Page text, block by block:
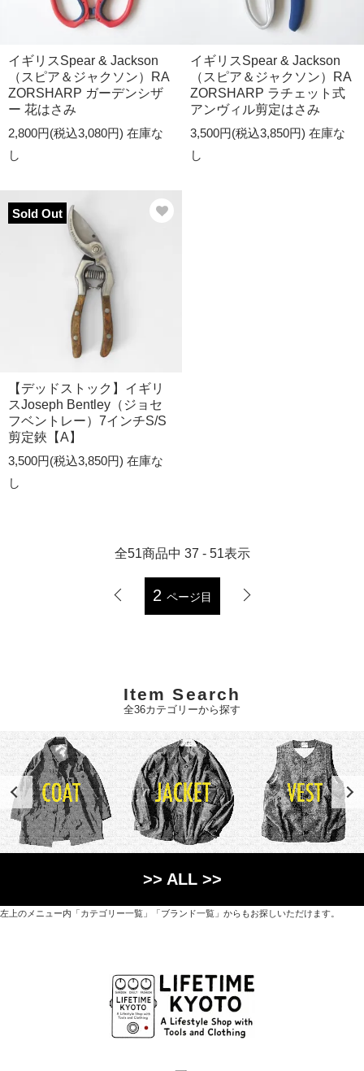
イギリスSpear & Jackson
（スピア＆ジャクソン）RA
ZORSHARP ガーデンシザ
ー 花はさみ
2,800円(税込3,080円) 在庫な
し
イギリスSpear & Jackson
（スピア＆ジャクソン）RA
ZORSHARP ラチェット式
アンヴィル剪定はさみ
3,500円(税込3,850円) 在庫な
し
Sold Out
【デッドストック】イギリ
スJoseph Bentley（ジョセ
フベントレー）7インチS/S
剪定鋏【A】
3,500円(税込3,850円) 在庫な
し
全51商品中 37 - 51表示
2 ページ目
Item Search
全36カテゴリーから探す
>> ALL >>
左上のメニュー内「カテゴリー一覧」「ブランド一覧」からもお探しいただけます。
オリジナルを含むファッションアイテムが中心の
京都・紫野にあるライフスタイルショップです。
京都府京都市北区紫野上築山町21（1階と2階）